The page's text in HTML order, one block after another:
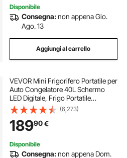
Disponibile
Consegna:non appena Gio.
Ago. 13
Aggiungi al carrello
VEVOR Mini Frigorifero Portatile per
Auto Congelatore 40L Schermo
LED Digitale, Frigo Portatile
Capienza 40L Campeggio Viaggio
Auto Schermo di Controllo, Frigo
Portatile 12V/24V da Auto Camion
Barca
(6,273)
18990€
Disponibile
Consegna:non appena Dom.